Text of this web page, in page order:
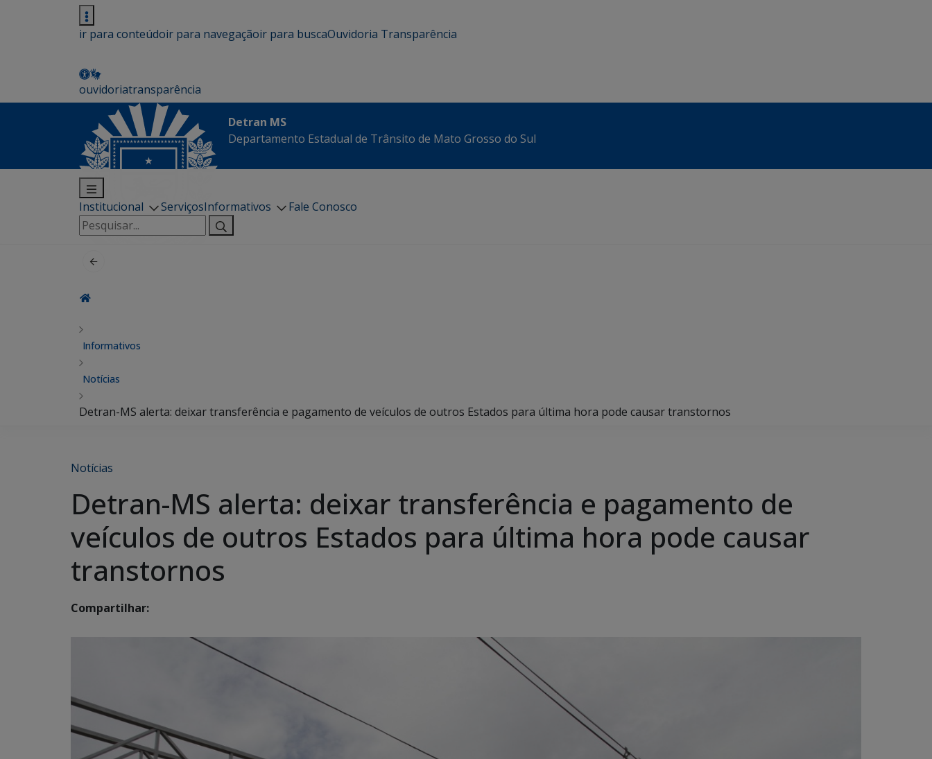
ir para conteúdoir para navegaçãoir para buscaOuvidoria Transparência
ouvidoriatransparência
Detran MS
Departamento Estadual de Trânsito de Mato Grosso do Sul
Institucional ServiçosInformativos
Fale Conosco
Pesquisar
por:
Informativos
Notícias
Detran-MS alerta: deixar transferência e pagamento de veículos de outros Estados para última hora pode causar transtornos
Notícias
Detran-MS alerta: deixar transferência e pagamento de
veículos de outros Estados para última hora pode causar
transtornos
Compartilhar: